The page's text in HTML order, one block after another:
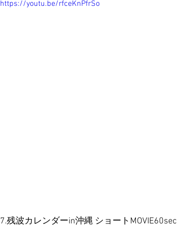
https://youtu.be/rfceKnPfrSo
7.残波カレンダーin沖縄 ショートMOVIE60sec